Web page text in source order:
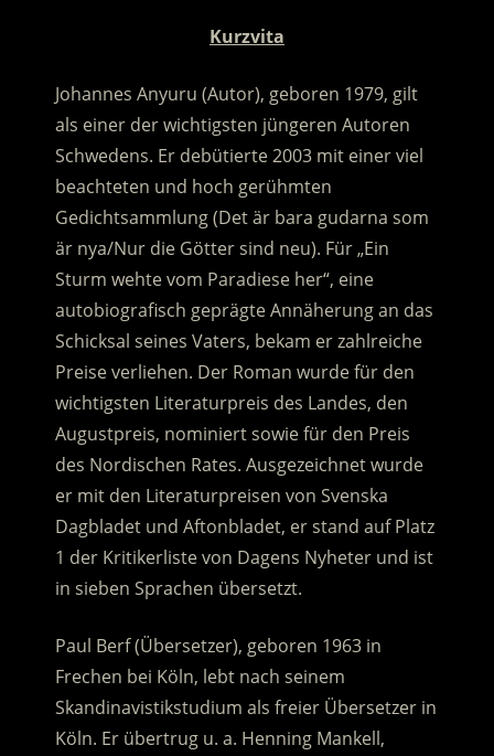
Kurzvita
Johannes Anyuru (Autor), geboren 1979, gilt
als einer der wichtigsten jüngeren Autoren
Schwedens. Er debütierte 2003 mit einer viel
beachteten und hoch gerühmten
Gedichtsammlung (Det är bara gudarna som
är nya/Nur die Götter sind neu). Für „Ein
Sturm wehte vom Paradiese her“, eine
autobiografisch geprägte Annäherung an das
Schicksal seines Vaters, bekam er zahlreiche
Preise verliehen. Der Roman wurde für den
wichtigsten Literaturpreis des Landes, den
Augustpreis, nominiert sowie für den Preis
des Nordischen Rates. Ausgezeichnet wurde
er mit den Literaturpreisen von Svenska
Dagbladet und Aftonbladet, er stand auf Platz
1 der Kritikerliste von Dagens Nyheter und ist
in sieben Sprachen übersetzt.
Paul Berf (Übersetzer), geboren 1963 in
Frechen bei Köln, lebt nach seinem
Skandinavistikstudium als freier Übersetzer in
Köln. Er übertrug u. a. Henning Mankell,